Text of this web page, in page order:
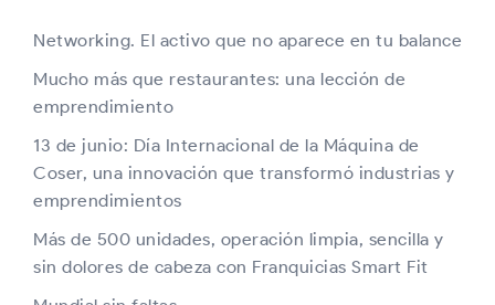
Networking. El activo que no aparece en tu balance
Mucho más que restaurantes: una lección de
emprendimiento
13 de junio: Día Internacional de la Máquina de
Coser, una innovación que transformó industrias y
emprendimientos
Más de 500 unidades, operación limpia, sencilla y
sin dolores de cabeza con Franquicias Smart Fit